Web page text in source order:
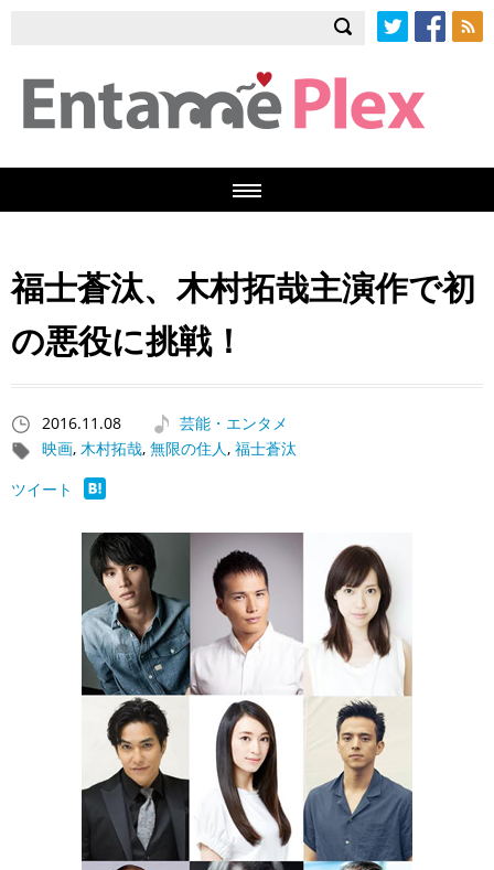
福士蒼汰、木村拓哉主演作で初
の悪役に挑戦！
2016.11.08
芸能・エンタメ
映画, 木村拓哉, 無限の住人, 福士蒼汰
ツイート